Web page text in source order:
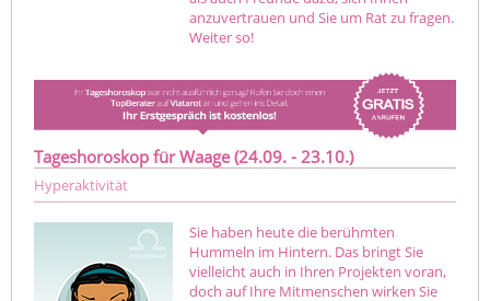
anzuvertrauen und Sie um Rat zu fragen.
Weiter so!
Tageshoroskop für Waage (24.09. - 23.10.)
Hyperaktivität
Sie haben heute die berühmten
Hummeln im Hintern. Das bringt Sie
vielleicht auch in Ihren Projekten voran,
doch auf Ihre Mitmenschen wirken Sie